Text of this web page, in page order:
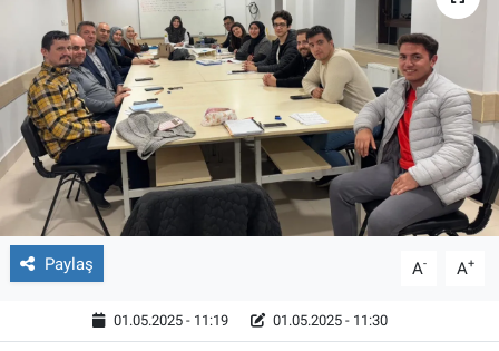
Paylaş A- A+
01.05.2025 - 11:19 01.05.2025 - 11:30
Bilim-Teknoloji
Köşe Yazıları
Röportaj
Video Galeri
Son Dakika Haberleri
Haber Arşivi